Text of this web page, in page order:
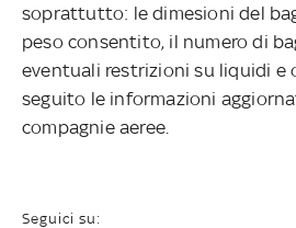
soprattutto: le dimesioni del
peso consentito, il numero di
eventuali restrizioni su liquidi e
seguito le informazioni
compagnie aeree.
Seguici su: